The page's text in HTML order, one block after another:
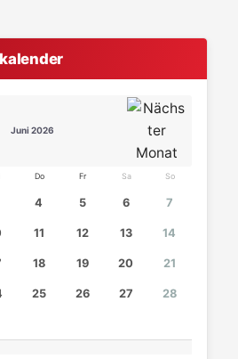
Juni 2026
Do Fr Sa So
4 5 6 7
11 12 13 14
18 19 20 21
25 26 27 28